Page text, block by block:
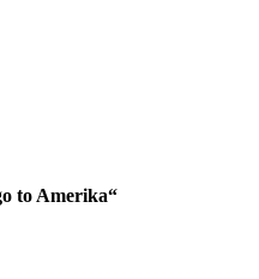
to Amerika“